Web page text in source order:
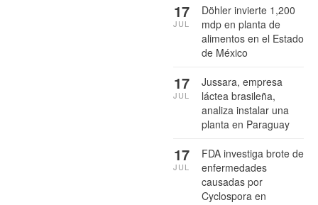
Döhler invierte 1,200
mdp en planta de
alimentos en el Estado
de México
17
JUL
Jussara, empresa
láctea brasileña,
analiza instalar una
planta en Paraguay
17
JUL
FDA investiga brote de
enfermedades
causadas por
Cyclospora en
17
JUL